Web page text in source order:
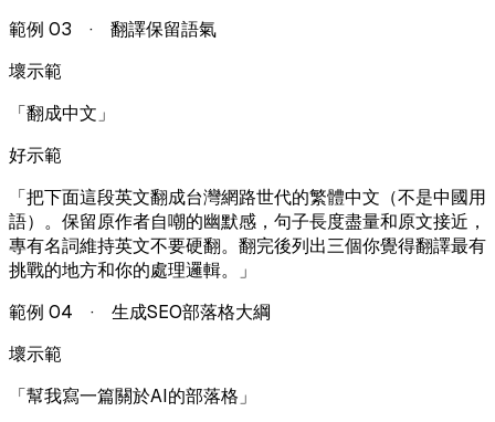
範例 03 · 翻譯保留語氣
壞示範
「翻成中文 」
好示範
「把下面這段英文翻成台灣網路世代的繁體中文（不是中國用
語）。保留原作者自嘲的幽默感，句子長度盡量和原文接近，
專有名詞維持英文不要硬翻。翻完後列出三個你覺得翻譯最有
挑戰的地方和你的處理邏輯。
」
範例 04 · 生成SEO部落格大綱
壞示範
「幫我寫一篇關於AI的部落格 」